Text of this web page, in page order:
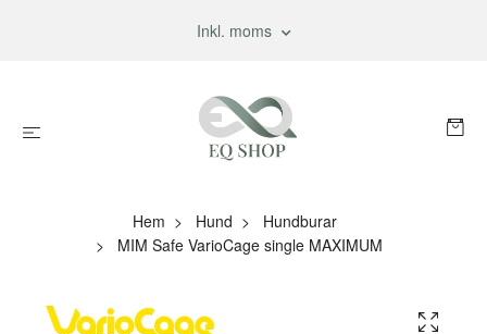
Inkl. moms
Hem Hund
Hundburar
MIM Safe VarioCage single MAXIMUM